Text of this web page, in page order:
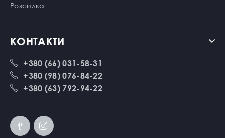
Розсилка
КОНТАКТИ
+380 (66) 031-58-31
+380 (98) 076-84-22
+380 (63) 792-94-22